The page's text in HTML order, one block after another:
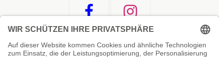
Unsere Prüfsiegel